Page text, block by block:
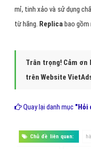
mỉ, tinh xảo và sử dụng
từ hãng. Replicabao gồm
Trân trọng! Cảm ơn
trên Website
Quay lại danh mục "Hỏi
Chủ đề liên quan: